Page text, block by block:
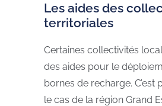
Les aides des
territoriales
Certaines collectivités
des aides pour le
bornes de recharge. C’est
le cas de la région Grand